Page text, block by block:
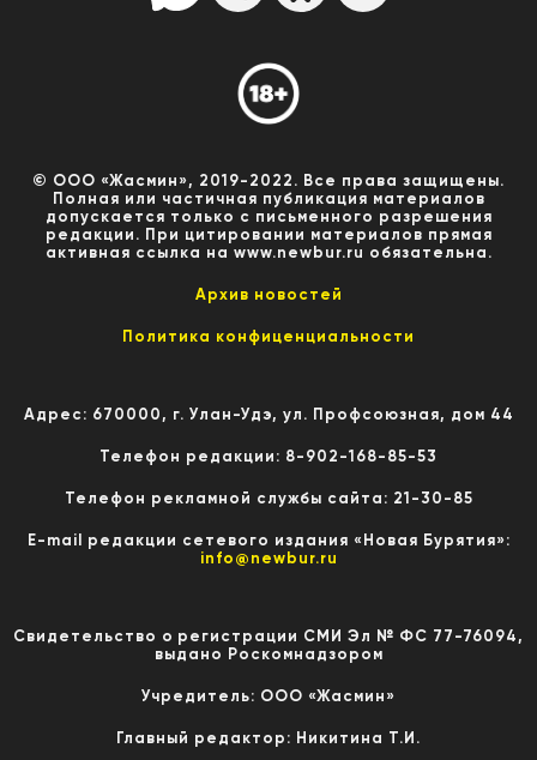
© ООО «Жасмин», 2019-2022. Все права защищены.
Полная или частичная публикация материалов
допускается только с письменного разрешения
редакции. При цитировании материалов прямая
активная ссылка на www.newbur.ru обязательна.
Архив новостей
Политика конфиценциальности
Адрес: 670000, г. Улан-Удэ, ул. Профсоюзная, дом 44
Телефон редакции: 8-902-168-85-53
Телефон рекламной службы сайта: 21-30-85
E-mail редакции сетевого издания «Новая Бурятия»:
info@newbur.ru
Свидетельство о регистрации СМИ Эл № ФС 77-76094,
выдано Роскомнадзором
Учредитель: ООО «Жасмин»
Главный редактор: Никитина Т.И.